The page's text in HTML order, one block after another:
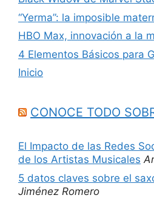
“Yerma”: la imposible
HBO Max, innovación a la
4 Elementos Básicos para
Inicio
CONOCE TODO
El Impacto de las Redes
de los Artistas Musicales
5 datos claves sobre el
Jiménez Romero